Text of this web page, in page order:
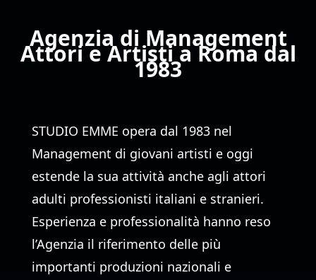
Agenzia di Management
Attori e Artisti a Roma dal
1983
STUDIO EMME opera dal 1983 nel
Management di giovani artisti e oggi
estende la sua attività anche agli attori
adulti professionisti italiani e stranieri.
Esperienza e professionalità hanno reso
l’Agenzia il riferimento delle più
importanti produzioni nazionali e